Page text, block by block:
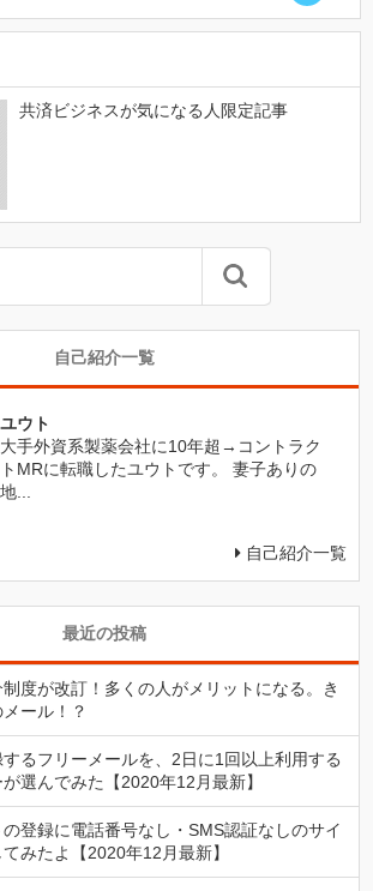
共済ビジネスが気になる人限定記事
自己紹介一覧
ユウト
大手外資系製薬会社に10年超→コントラク
トMRに転職したユウトです。 妻子ありの
地...
自己紹介一覧
最近の投稿
度が改訂！多くの人がメリットになる。き
ール！？
るフリーメールを、2日に1回以上利用する
選んでみた【2020年12月最新】
登録に電話番号なし・SMS認証なしのサイ
みたよ【2020年12月最新】